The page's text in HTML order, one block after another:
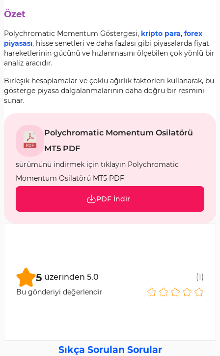
Özet
Polychromatic Momentum Göstergesi, kripto para, forex
piyasası, hisse senetleri ve daha fazlası gibi piyasalarda fiyat
hareketlerinin gücünü ve hızlanmasını ölçebilen çok yönlü bir
analiz aracıdır.
Birleşik hesaplamalar ve çoklu ağırlık faktörleri kullanarak, bu
gösterge piyasa dalgalanmalarının daha doğru bir resmini
sunar.
Polychromatic Momentum Osilatörü
MT5 PDF
sürümünü indirmek için tıklayın Polychromatic
Momentum Osilatörü MT5 PDF
PDF İndir
5 üzerinden 5.0 (1)
Bu gönderiyi değerlendir
Sıkça Sorulan Sorular